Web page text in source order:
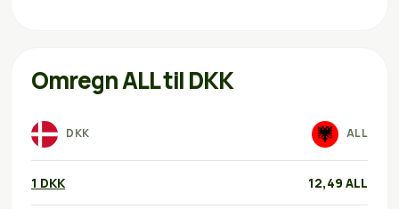
Omregn ALL til DKK
DKK ALL
1 DKK 12,49 ALL